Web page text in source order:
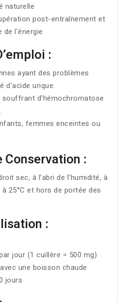
naturelle
post-entraînement et
de l'énergie
:
ayant des problèmes
d'acide urique.
d’hémochromatose
femmes enceintes ou
Conservation :
sec, à l’abri de l’humidité, à
25°C et hors de portée des
:
jour (1 cuillère = 500 mg)
une boisson chaude
jours